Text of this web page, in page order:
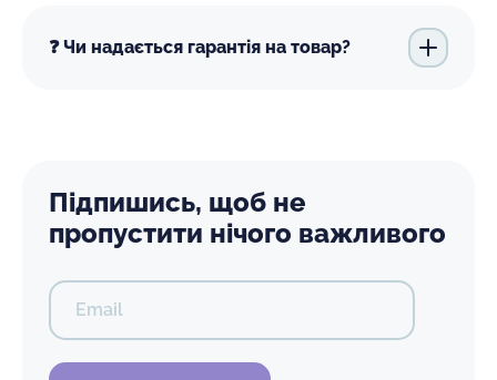
❓ Чи надається гарантія на товар?
Підпишись, щоб не
пропустити нічого важливого
Email